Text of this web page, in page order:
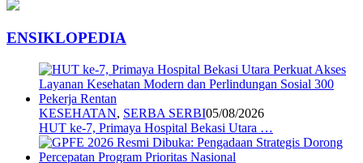
ENSIKLOPEDIA
KESEHATAN, SERBA SERBI05/08/2026
HUT ke-7, Primaya Hospital Bekasi Utara …